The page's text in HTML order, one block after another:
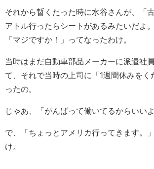
それから暫くたった時に水谷さんが、「
アトル行ったらシートがあるみたいだよ
「マジですか！」ってなったわけ。
当時はまだ自動車部品メーカーに派遣社
て、それで当時の上司に「1週間休みを
ったの。
じゃあ、「がんばって働いてるからいいよ
で、「ちょっとアメリカ行ってきます。
け。